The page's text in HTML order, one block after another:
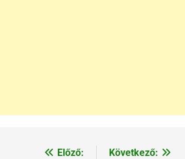
Előző:
Következő: